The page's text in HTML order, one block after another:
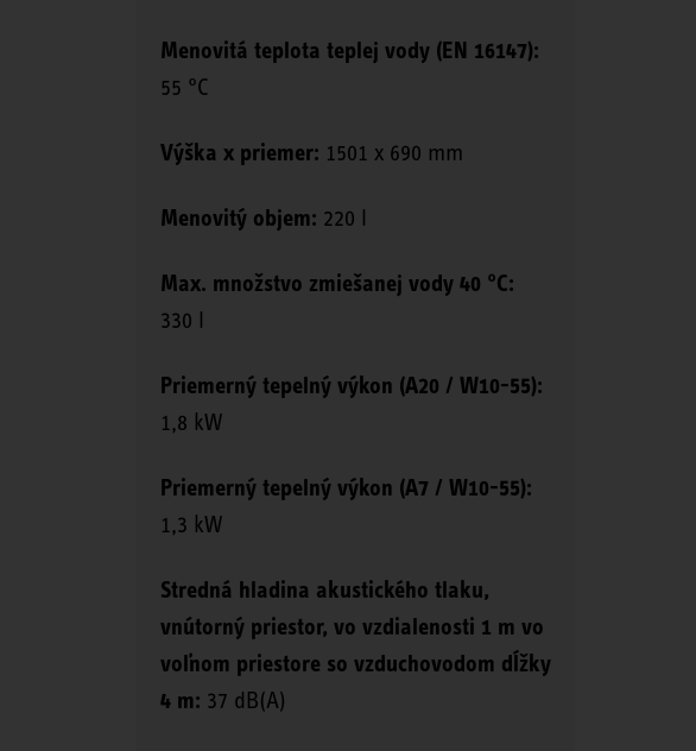
Menovitá teplota teplej vody (EN 16147):
55 °C
Výška x priemer: 1501 x 690 mm
Menovitý objem: 220 l
Max. množstvo zmiešanej vody 40 °C:
330 l
Priemerný tepelný výkon (A20 / W10-55):
1,8 kW
Priemerný tepelný výkon (A7 / W10-55):
1,3 kW
Stredná hladina akustického tlaku,
vnútorný priestor, vo vzdialenosti 1 m vo
voľnom priestore so vzduchovodom dĺžky
4 m: 37 dB(A)